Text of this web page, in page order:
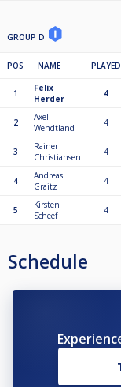
GROUP D
POS NAME PLAYED
1
Felix
Herder
4
2
Axel
Wendtland
4
3
Rainer
Christiansen
4
4
Andreas
Graitz
4
5
Kirsten
Scheef
4
Schedule